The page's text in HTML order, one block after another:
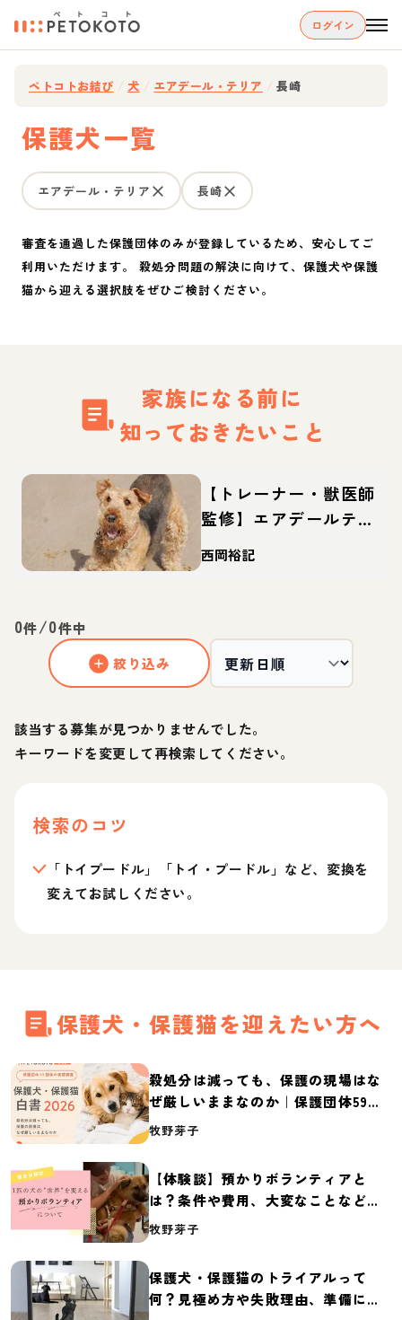
ログイン
ペトコトお結び 犬 エアデール・テリア 長崎
保護犬一覧
エアデール・テリア 長崎
審査を通過した保護団体のみが登録しているため、安心してご
利用いただけます。 殺処分問題の解決に向けて、保護犬や保護
猫から迎える選択肢をぜひご検討ください。
家族になる前に
知っておきたいこと
【トレーナー・獣医師
監修】エアデールテリ
アってどんな犬？性
格・特徴・育て方・迎
西岡裕記
0件/0件中
絞り込み
該当する募集が見つかりませんでした。
キーワードを変更して再検索してください。
検索のコツ
「トイプードル」「トイ・プードル」など、変換を
変えてお試しください。
保護犬・保護猫を迎えたい方へ
殺処分は減っても、保護の現場はな
ぜ厳しいままなのか｜保護団体59団
体の実態調査【保護犬・保護猫白書
牧野芽子
【体験談】預かりボランティアと
は？条件や費用、大変なことなど紹
介
牧野芽子
保護犬・保護猫のトライアルって
何？見極め方や失敗理由、準備に必